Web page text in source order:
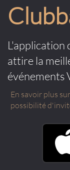
L'application
attire la
événements
En savoir plus
possibilité